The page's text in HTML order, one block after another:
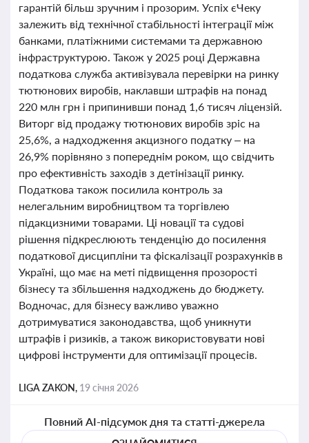
гарантій більш зручним і прозорим. Успіх єЧеку
залежить від технічної стабільності інтеграції між
банками, платіжними системами та державною
інфраструктурою. Також у 2025 році Державна
податкова служба активізувала перевірки на ринку
тютюнових виробів, наклавши штрафів на понад
220 млн грн і припинивши понад 1,6 тисяч ліцензій.
Виторг від продажу тютюнових виробів зріс на
25,6%, а надходження акцизного податку – на
26,9% порівняно з попереднім роком, що свідчить
про ефективність заходів з детінізації ринку.
Податкова також посилила контроль за
нелегальним виробництвом та торгівлею
підакцизними товарами. Ці новації та судові
рішення підкреслюють тенденцію до посилення
податкової дисципліни та фіскалізації розрахунків в
Україні, що має на меті підвищення прозорості
бізнесу та збільшення надходжень до бюджету.
Водночас, для бізнесу важливо уважно
дотримуватися законодавства, щоб уникнути
штрафів і ризиків, а також використовувати нові
цифрові інструменти для оптимізації процесів.
LIGA ZAKON, 19 січня 2026
Повний AI-підсумок дня та статті-джерела